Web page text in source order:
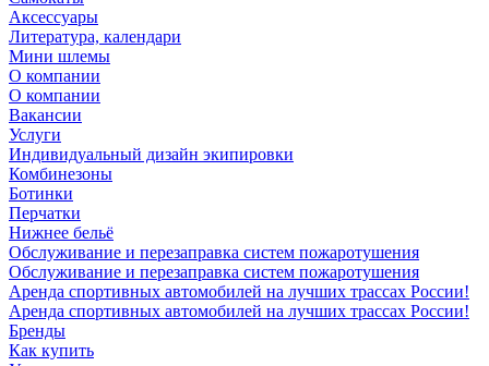
Аксессуары
Литература, календари
Мини шлемы
О компании
О компании
Вакансии
Услуги
Индивидуальный дизайн экипировки
Комбинезоны
Ботинки
Перчатки
Нижнее бельё
Обслуживание и перезаправка систем пожаротушения
Обслуживание и перезаправка систем пожаротушения
Аренда спортивных автомобилей на лучших трассах России!
Аренда спортивных автомобилей на лучших трассах России!
Бренды
Как купить